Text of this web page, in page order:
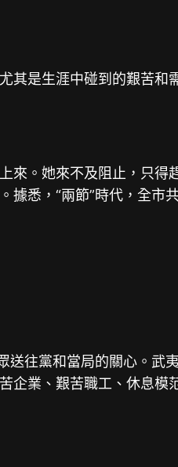
其是生涯中碰到的艱苦和
。她來不及阻止，只得
悉，“兩節”時代，全市
送往黨和當局的關心。武
企業、艱苦職工、休息模